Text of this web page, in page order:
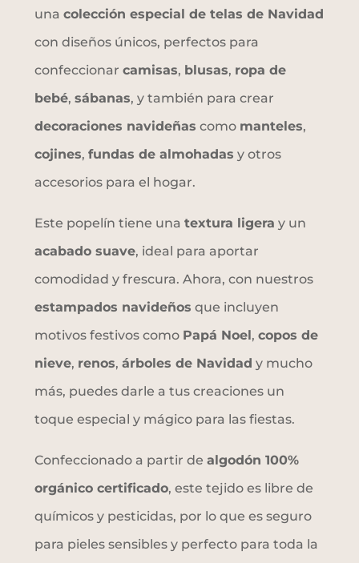
una colección especial de telas de Navidad
con diseños únicos, perfectos para
confeccionar camisas, blusas, ropa de
bebé, sábanas, y también para crear
decoraciones navideñas como manteles,
cojines, fundas de almohadas y otros
accesorios para el hogar.
Este popelín tiene una textura ligera y un
acabado suave, ideal para aportar
comodidad y frescura. Ahora, con nuestros
estampados navideños que incluyen
motivos festivos como Papá Noel, copos de
nieve, renos, árboles de Navidad y mucho
más, puedes darle a tus creaciones un
toque especial y mágico para las fiestas.
Confeccionado a partir de algodón 100%
orgánico certificado, este tejido es libre de
químicos y pesticidas, por lo que es seguro
para pieles sensibles y perfecto para toda la